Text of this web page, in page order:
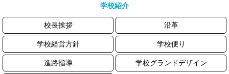
学校紹介
校長挨拶 沿革
学校経営方針 学校便り
進路指導 学校グランドデザイン